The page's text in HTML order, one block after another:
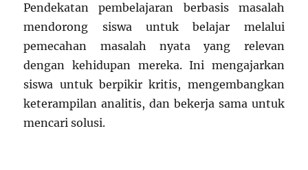
Pendekatan pembelajaran berbasis masalah
mendorong siswa untuk belajar melalui
pemecahan masalah nyata yang relevan
dengan kehidupan mereka. Ini mengajarkan
siswa untuk berpikir kritis, mengembangkan
keterampilan analitis, dan bekerja sama untuk
mencari solusi.